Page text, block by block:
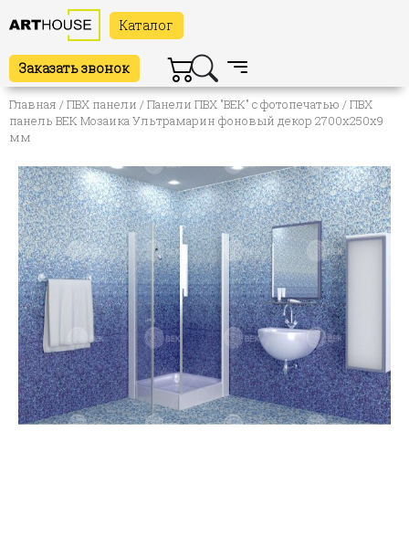
Каталог
Заказать звонок
Главная /ПВХ панели /Панели ПВХ "ВЕК" с фотопечатью / ПВХ
панель ВЕК Мозаика Ультрамарин фоновый декор 2700х250х9
мм